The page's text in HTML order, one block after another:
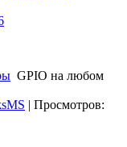
GPIO на любом
| Просмотров: